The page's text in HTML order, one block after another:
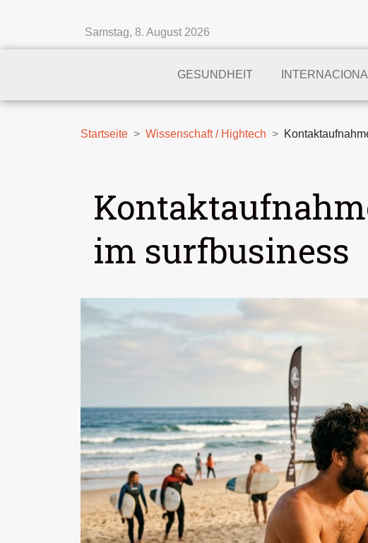
Samstag, 8. August 2026
GESUNDHEIT
Startseite Wissenschaft / Hightech
im surfbusiness